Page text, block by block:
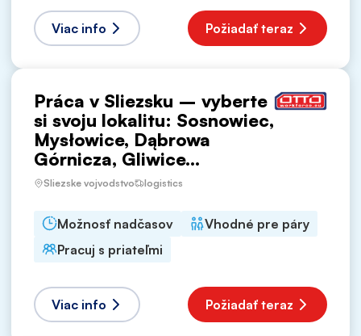
Viac info Požiadať teraz
Práca v Sliezsku – vyberte
si svoju lokalitu: Sosnowiec,
Mysłowice, Dąbrowa
Górnicza, Gliwice...
Sliezske vojvodstvo logistics
Možnosť nadčasov
Vhodné pre páry
Pracuj s priateľmi
Viac info Požiadať teraz